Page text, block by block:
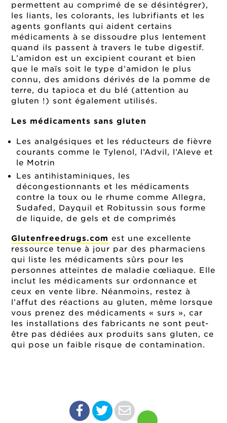
permettent au comprimé de se désintégrer),
les liants, les colorants, les lubrifiants et les
agents gonflants qui aident certains
médicaments à se dissoudre plus lentement
quand ils passent à travers le tube digestif.
L’amidon est un excipient courant et bien
que le maïs soit le type d’amidon le plus
connu, des amidons dérivés de la pomme de
terre, du tapioca et du blé (attention au
gluten !) sont également utilisés.
Les médicaments sans gluten
Les analgésiques et les réducteurs de fièvre
courants comme le Tylenol, l’Advil, l’Aleve et
le Motrin
Les antihistaminiques, les
décongestionnants et les médicaments
contre la toux ou le rhume comme Allegra,
Sudafed, Dayquil et Robitussin sous forme
de liquide, de gels et de comprimés
Glutenfreedrugs.com est une excellente
ressource tenue à jour par des pharmaciens
qui liste les médicaments sûrs pour les
personnes atteintes de maladie cœliaque. Elle
inclut les médicaments sur ordonnance et
ceux en vente libre. Néanmoins, restez à
l’affut des réactions au gluten, même lorsque
vous prenez des médicaments « surs », car
les installations des fabricants ne sont peut-
être pas dédiées aux produits sans gluten, ce
qui pose un faible risque de contamination.